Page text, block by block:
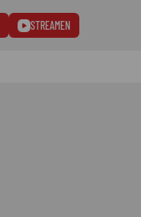
STREAMEN